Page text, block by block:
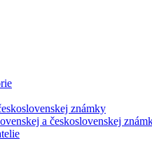
známky
a československej